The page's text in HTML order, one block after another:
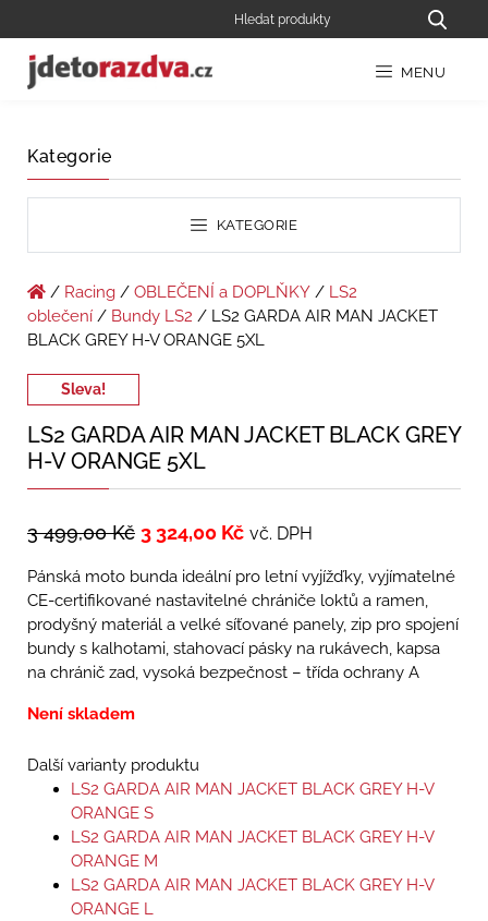
MENU
Kategorie
KATEGORIE
/ Racing / OBLEČENÍ a DOPLŇKY / LS2
oblečení / Bundy LS2 / LS2 GARDA AIR MAN JACKET
BLACK GREY H-V ORANGE 5XL
Sleva!
LS2 GARDA AIR MAN JACKET BLACK GREY
H-V ORANGE 5XL
3 499,00Kč 3 324,00 Kč vč. DPH
Pánská moto bunda ideální pro letní vyjížďky, vyjímatelné
CE-certifikované nastavitelné chrániče loktů a ramen,
prodyšný materiál a velké síťované panely, zip pro spojení
bundy s kalhotami, stahovací pásky na rukávech, kapsa
na chránič zad, vysoká bezpečnost – třída ochrany A
Není skladem
Další varianty produktu
LS2 GARDA AIR MAN JACKET BLACK GREY H-V
ORANGE S
LS2 GARDA AIR MAN JACKET BLACK GREY H-V
ORANGE M
LS2 GARDA AIR MAN JACKET BLACK GREY H-V
ORANGE L